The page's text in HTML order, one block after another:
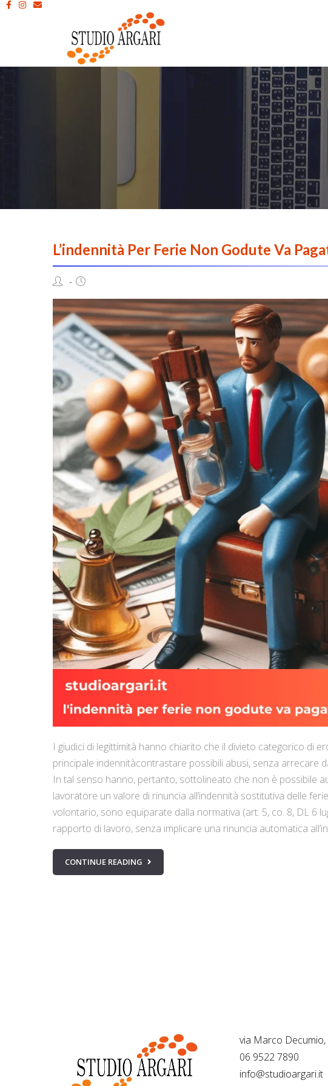
L’indennità Per Ferie Non Godute Va
I giudici di legittimità hanno chiarito che il divieto categorico di
principale indennitàcontrastare possibili abusi, senza arrecare
In tal senso hanno, pertanto, sottolineato che non è possibile
lavoratore un valore di rinuncia all’indennità sostitutiva delle
volontario, sono equiparate dalla normativa (art. 5, co. 8, DL 6
rapporto di lavoro, senza implicare una rinuncia automatica
CONTINUE READING
via Marco Decumio,
06 9522 7890
info@studioargari.it